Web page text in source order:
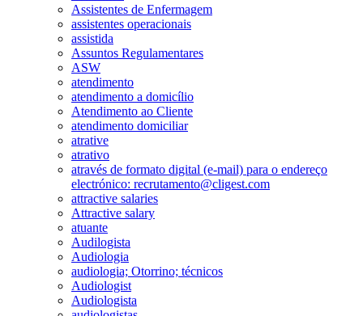
Assistentes de Enfermagem
assistentes operacionais
assistida
Assuntos Regulamentares
ASW
atendimento
atendimento a domicílio
Atendimento ao Cliente
atendimento domiciliar
atrative
atrativo
através de formato digital (e-mail) para o endereço
electrónico: recrutamento@cligest.com
attractive salaries
Attractive salary
atuante
Audilogista
Audiologia
audiologia; Otorrino; técnicos
Audiologist
Audiologista